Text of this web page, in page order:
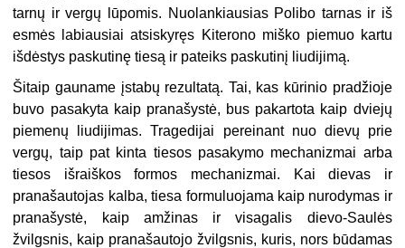
tarnų ir vergų lūpomis. Nuolankiausias Polibo tarnas ir iš
esmės labiausiai atsiskyręs Kiterono miško piemuo kartu
išdėstys paskutinę tiesą ir pateiks paskutinį liudijimą.
Šitaip gauname įstabų rezultatą. Tai, kas kūrinio pradžioje
buvo pasakyta kaip pranašystė, bus pakartota kaip dviejų
piemenų liudijimas. Tragedijai pereinant nuo dievų prie
vergų, taip pat kinta tiesos pasakymo mechanizmai arba
tiesos išraiškos formos mechanizmai. Kai dievas ir
pranašautojas kalba, tiesa formuluojama kaip nurodymas ir
pranašystė, kaip amžinas ir visagalis dievo-Saulės
žvilgsnis, kaip pranašautojo žvilgsnis, kuris, nors būdamas